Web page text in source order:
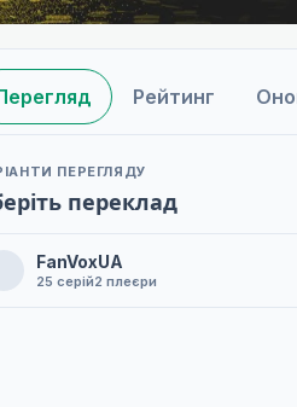
Рейтинг
ПЕРЕГЛЯДУ
переклад
FanVoxUA
25 серій2 плеєри